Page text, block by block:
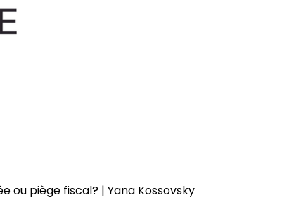
ou piège fiscal? | Yana Kossovsky